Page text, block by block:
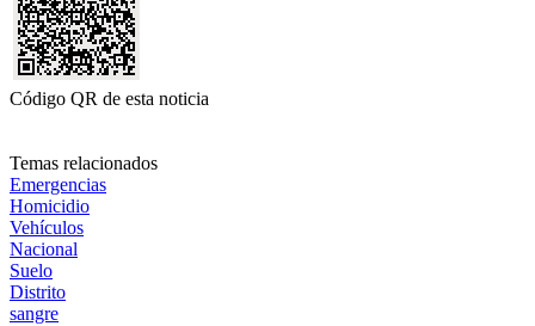
Código QR de esta noticia
Temas relacionados
Emergencias
Homicidio
Vehículos
Nacional
Suelo
Distrito
sangre